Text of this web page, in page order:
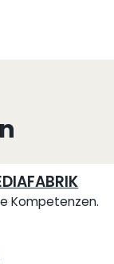
Kompetenzen.